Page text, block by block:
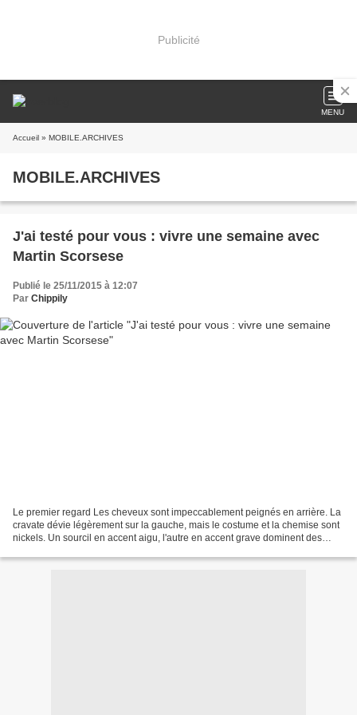
Publicité
MENU
Accueil » MOBILE.ARCHIVES
MOBILE.ARCHIVES
J'ai testé pour vous : vivre une semaine avec
Martin Scorsese
Publié le 25/11/2015 à 12:07
Par Chippily
Le premier regard Les cheveux sont impeccablement peignés en arrière. La
cravate dévie légèrement sur la gauche, mais le costume et la chemise sont
nickels. Un sourcil en accent aigu, l'autre en accent grave dominent des